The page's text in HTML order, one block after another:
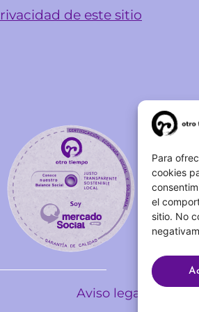
Para
cookies
el
sitio. No
de este sitio
Aviso legal